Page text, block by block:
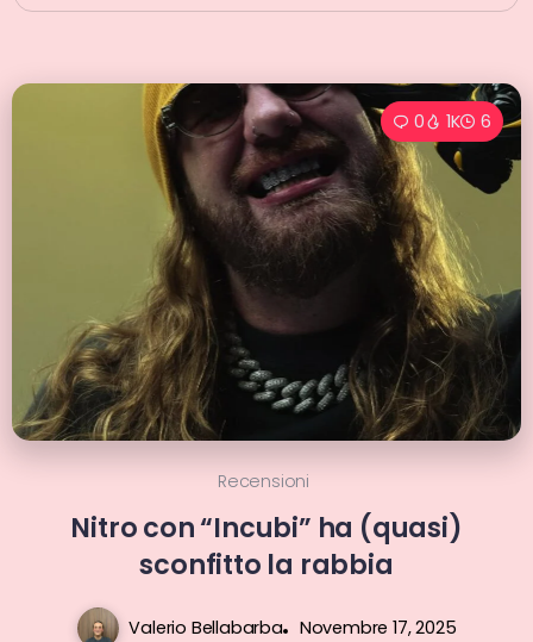
0 1K 6
Recensioni
Nitro con “Incubi” ha (quasi)
sconfitto la rabbia
Valerio Bellabarba Novembre 17, 2025